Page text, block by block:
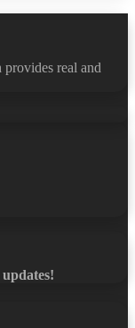
real and